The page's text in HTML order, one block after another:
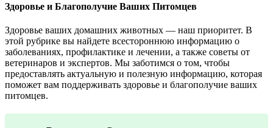
Здоровье и Благополучие Ваших Питомцев
Здоровье ваших домашних животных — наш приоритет. В
этой рубрике вы найдете всестороннюю информацию о
заболеваниях, профилактике и лечении, а также советы от
ветеринаров и экспертов. Мы заботимся о том, чтобы
предоставлять актуальную и полезную информацию, которая
поможет вам поддерживать здоровье и благополучие ваших
питомцев.